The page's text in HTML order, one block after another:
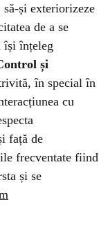
să-și exteriorizeze
de a se
își înțeleg
și
în special în
cu
față de
frecventate fiind
și se